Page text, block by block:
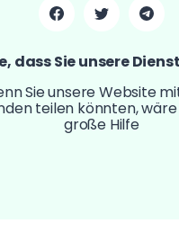
dass Sie unsere
Sie unsere Website
teilen könnten,
große Hilfe